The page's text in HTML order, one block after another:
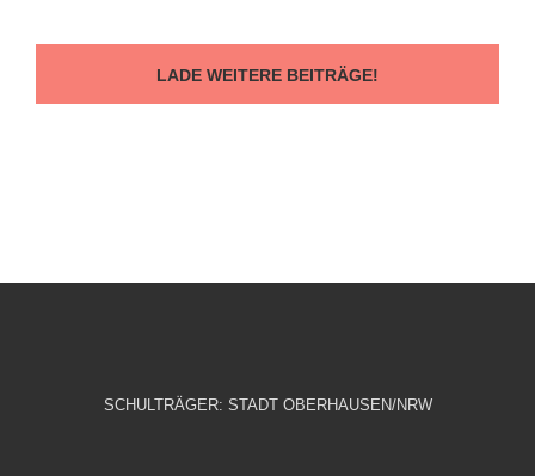
LADE WEITERE BEITRÄGE!
SCHULTRÄGER: STADT OBERHAUSEN/NRW